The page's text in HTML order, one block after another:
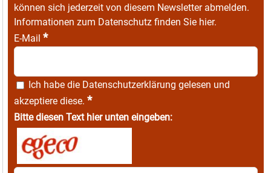
können sich jederzeit von diesem Newsletter abmelden.
Informationen zum Datenschutz finden Sie hier.
E-Mail *
Ich habe die Datenschutzerklärung gelesen und
akzeptiere diese. *
Bitte diesen Text hier unten eingeben: